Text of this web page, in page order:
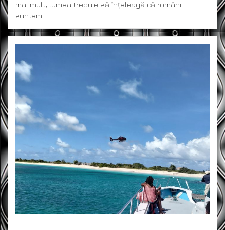
mai mult, lumea trebuie să înțeleagă că românii
suntem…